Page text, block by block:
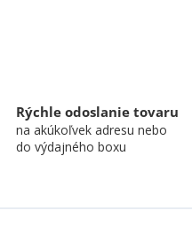
Rýchle odoslanie tovaru
na akúkoľvek adresu nebo
do výdajného boxu